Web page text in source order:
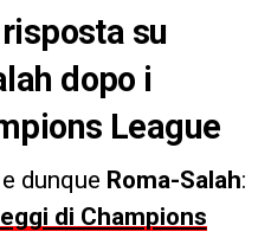
su
dopo i
League
e dunque Roma-Salah:
di Champions